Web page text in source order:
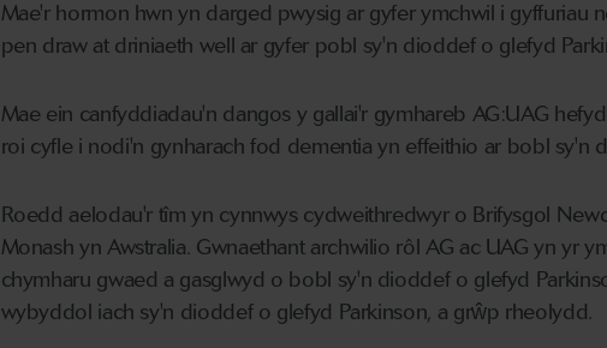
Mae'r hormon hwn yn darged pwysig ar gyfer ymchwil i gyffuriau
pen draw at driniaeth well ar gyfer pobl sy'n dioddef o glefyd
Mae ein canfyddiadau'n dangos y gallai'r gymhareb AG:UAG
roi cyfle i nodi'n gynharach fod dementia yn effeithio ar bobl sy'n
Roedd aelodau'r tîm yn cynnwys cydweithredwyr o Brifysgol
Monash yn Awstralia. Gwnaethant archwilio rôl AG ac UAG yn yr
chymharu gwaed a gasglwyd o bobl sy'n dioddef o glefyd
wybyddol iach sy'n dioddef o glefyd Parkinson, a grŵp rheolydd.